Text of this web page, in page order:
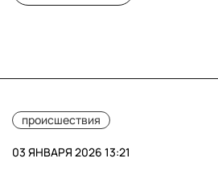
происшествия
03 ЯНВАРЯ 2026 13:21